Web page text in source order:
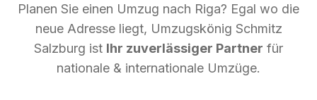
Planen Sie einen Umzug nach Riga? Egal wo die
neue Adresse liegt, Umzugskönig Schmitz
Salzburg ist Ihr zuverlässiger Partner für
nationale & internationale Umzüge.